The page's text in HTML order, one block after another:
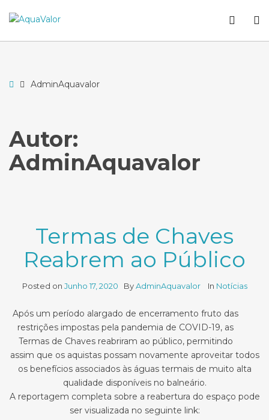
AdminAquavalor
HomeAdminAquavalor
Autor:
AdminAquavalor
Termas de Chaves
Reabrem ao Público
Posted on Junho 17, 2020 ByAdminAquavalor In Notícias
Após um período alargado de encerramento fruto das
restrições impostas pela pandemia de COVID-19, as
Termas de Chaves reabriram ao público, permitindo
assim que os aquistas possam novamente aproveitar todos
os benefícios associados às águas termais de muito alta
qualidade disponíveis no balneário.
A reportagem completa sobre a reabertura do espaço pode
ser visualizada no seguinte link: